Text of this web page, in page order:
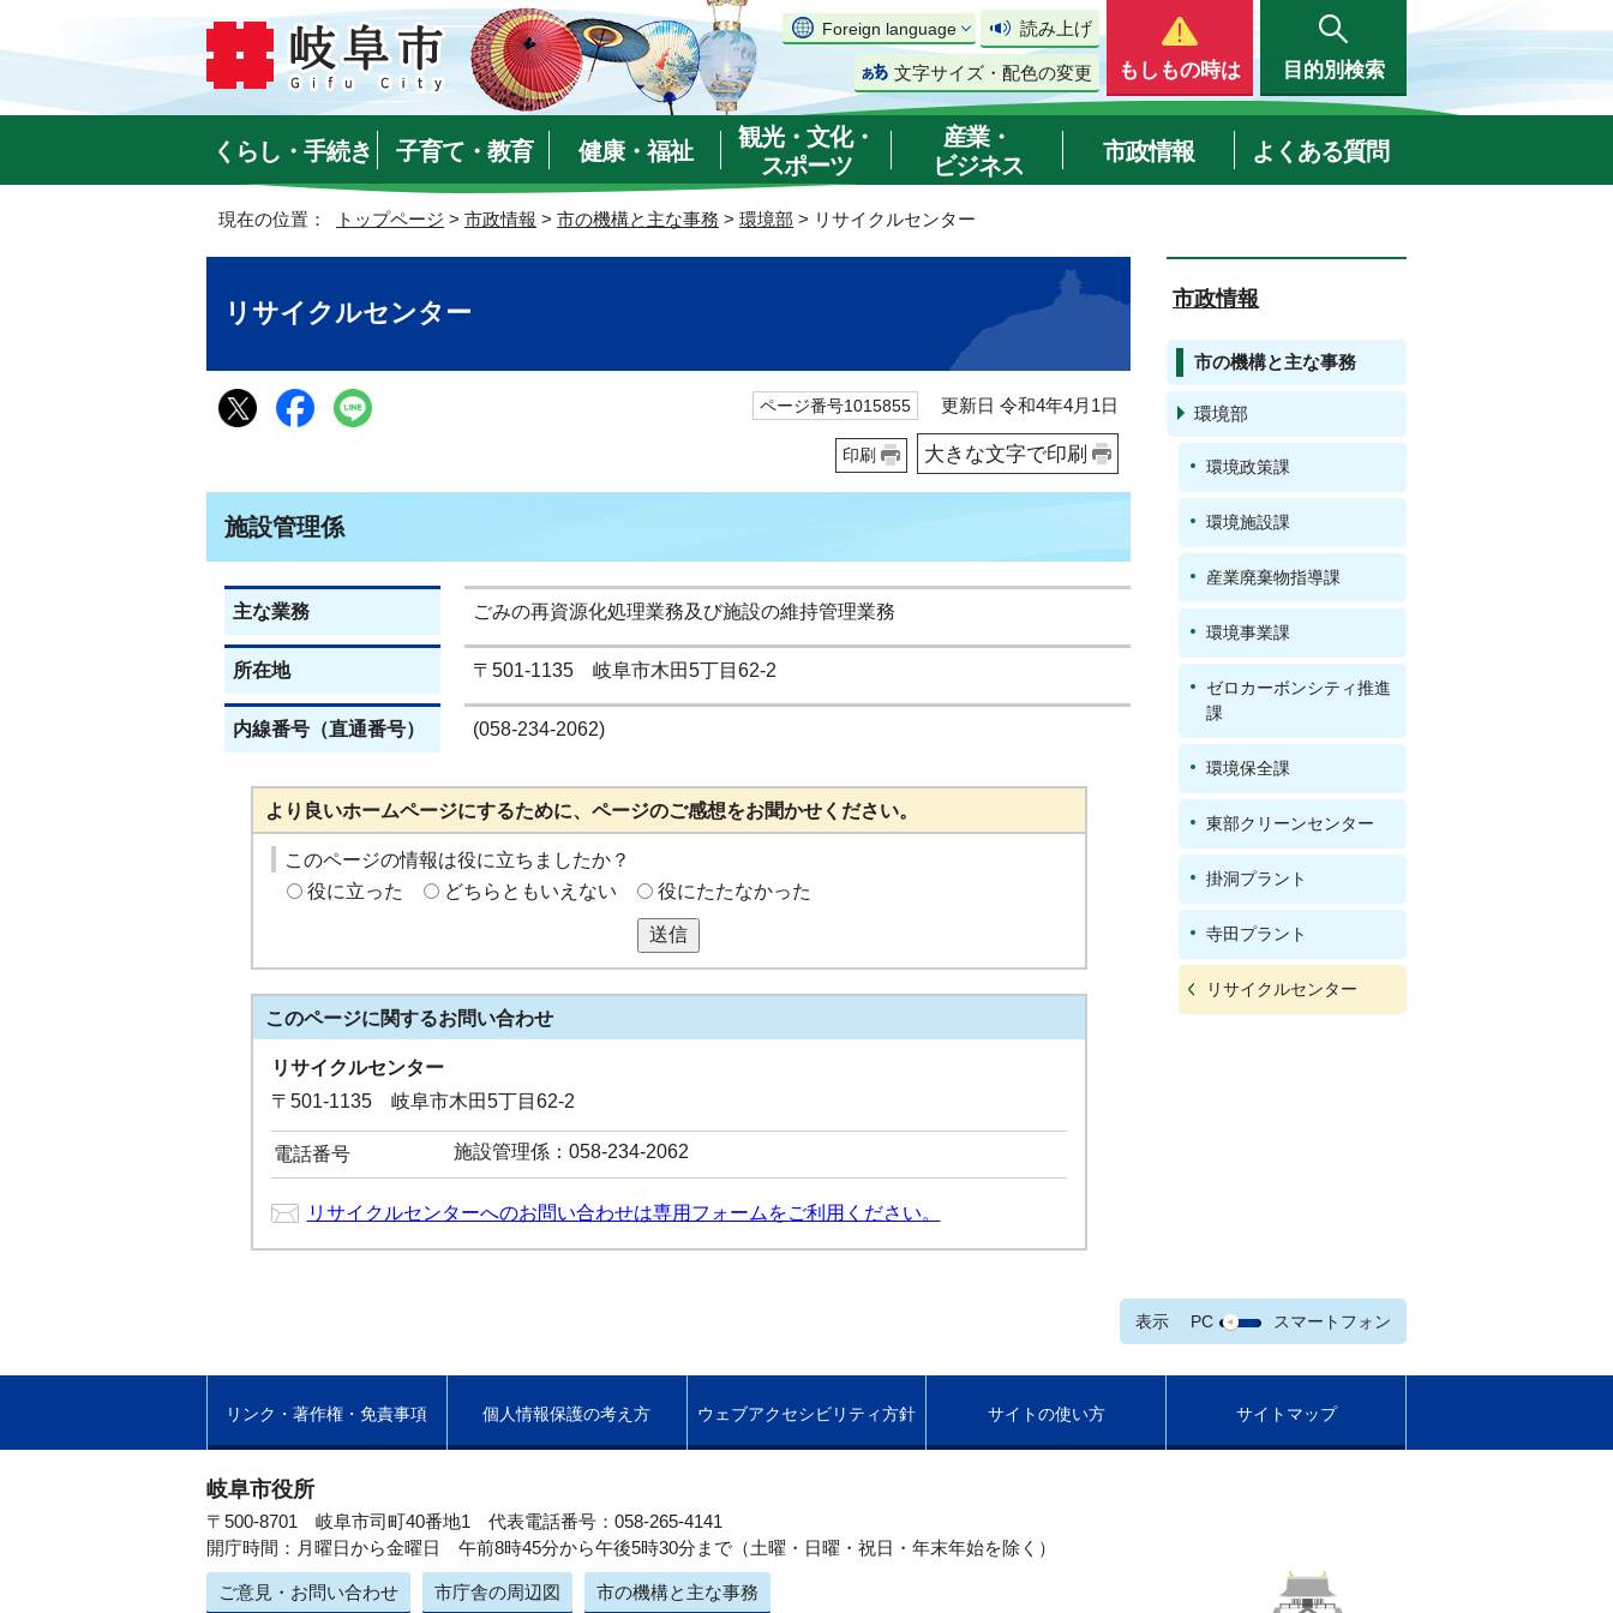
Foreign language 読み上げ
文字サイズ・配色の変更 もしもの時は 目的別検索
くらし・手続き 子育て・教育 健康・福祉
観光・文化・
スポーツ
産業・
ビジネス
市政情報 よくある質問
現在の位置： トップページ > 市政情報 > 市の機構と主な事務 > 環境部 > リサイクルセンター
リサイクルセンター
ページ番号1015855 更新日 令和4年4月1日
印刷 大きな文字で印刷
施設管理係
主な業務 ごみの再資源化処理業務及び施設の維持管理業務
所在地 〒501-1135 岐阜市木田5丁目62-2
内線番号（直通番号） (058-234-2062)
より良いホームページにするために、ページのご感想をお聞かせください。
このページの情報は役に立ちましたか？
役に立った
どちらともいえない 役にたたなかった
送信
このページに関するお問い合わせ
リサイクルセンター
〒501-1135 岐阜市木田5丁目62-2
電話番号 施設管理係：058-234-2062
リサイクルセンターへのお問い合わせは専用フォームをご利用ください。
市政情報
市の機構と主な事務
環境部
環境政策課
環境施設課
産業廃棄物指導課
環境事業課
ゼロカーボンシティ推進
課
環境保全課
東部クリーンセンター
掛洞プラント
寺田プラント
リサイクルセンター
表示 PC スマートフォン
リンク・著作権・免責事項 個人情報保護の考え方 ウェブアクセシビリティ方針 サイトの使い方 サイトマップ
岐阜市役所
〒500-8701 岐阜市司町40番地1 代表電話番号：058-265-4141
開庁時間：月曜日から金曜日 午前8時45分から午後5時30分まで（土曜・日曜・祝日・年末年始を除く）
ご意見・お問い合わせ 市庁舎の周辺図 市の機構と主な事務